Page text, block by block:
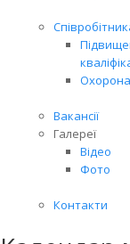
Вакансії
Галереї
Відео
Фото
Контакти